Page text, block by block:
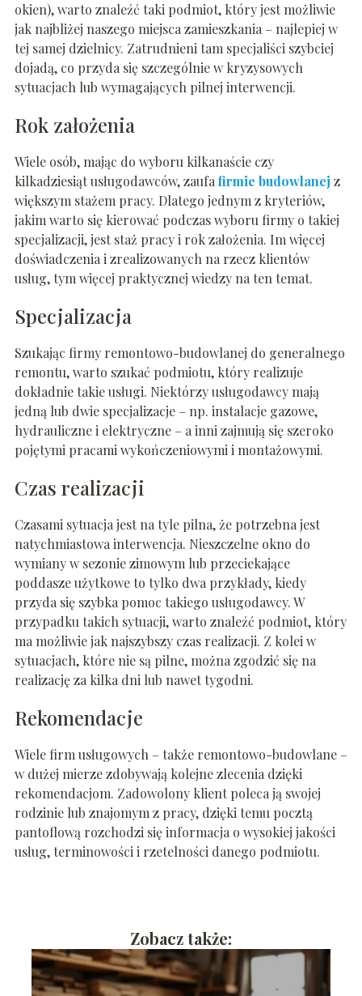
okien), warto znaleźć taki podmiot, który jest możliwie
jak najbliżej naszego miejsca zamieszkania – najlepiej w
tej samej dzielnicy. Zatrudnieni tam specjaliści szybciej
dojadą, co przyda się szczególnie w kryzysowych
sytuacjach lub wymagających pilnej interwencji.
Rok założenia
Wiele osób, mając do wyboru kilkanaście czy
kilkadziesiąt usługodawców, zaufafirmie budowlanej z
większym stażem pracy. Dlatego jednym z kryteriów,
jakim warto się kierować podczas wyboru firmy o takiej
specjalizacji, jest staż pracy i rok założenia. Im więcej
doświadczenia i zrealizowanych na rzecz klientów
usług, tym więcej praktycznej wiedzy na ten temat.
Specjalizacja
Szukając firmy remontowo-budowlanej do generalnego
remontu, warto szukać podmiotu, który realizuje
dokładnie takie usługi. Niektórzy usługodawcy mają
jedną lub dwie specjalizacje – np. instalacje gazowe,
hydrauliczne i elektryczne – a inni zajmują się szeroko
pojętymi pracami wykończeniowymi i montażowymi.
Czas realizacji
Czasami sytuacja jest na tyle pilna, że potrzebna jest
natychmiastowa interwencja. Nieszczelne okno do
wymiany w sezonie zimowym lub przeciekające
poddasze użytkowe to tylko dwa przykłady, kiedy
przyda się szybka pomoc takiego usługodawcy. W
przypadku takich sytuacji, warto znaleźć podmiot, który
ma możliwie jak najszybszy czas realizacji. Z kolei w
sytuacjach, które nie są pilne, można zgodzić się na
realizację za kilka dni lub nawet tygodni.
Rekomendacje
Wiele firm usługowych – także remontowo-budowlane –
w dużej mierze zdobywają kolejne zlecenia dzięki
rekomendacjom. Zadowolony klient poleca ją swojej
rodzinie lub znajomym z pracy, dzięki temu pocztą
pantoflową rozchodzi się informacja o wysokiej jakości
usług, terminowości i rzetelności danego podmiotu.
Zobacz także: